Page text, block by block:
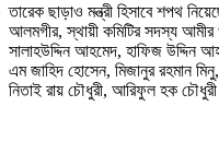
তারেক ছাড়াও মন্ত্রী হিসাবে শপথ
আলমগীর, স্থায়ী কমিটির সদস্য আমীর
সালাহউদ্দিন আহমেদ, হাফিজ উদ্দিন
এম জাহিদ হোসেন, মিজানুর রহমান
নিতাই রায় চৌধুরী, আরিফুল হক